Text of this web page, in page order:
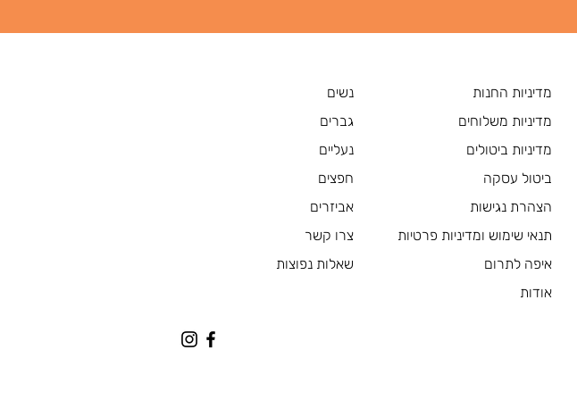
נשים
גברים
נעליים
חפצים
אביזרים
צרו קשר
שאלות נפוצות
מדיניות החנות
מדיניות משלוחים
מדיניות ביטולים
ביטול עסקה
הצהרת נגישות
תנאי שימוש ומדיניות פרטיות
איפה לתרום
אודות